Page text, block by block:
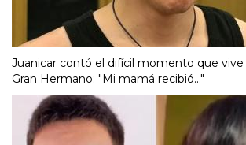
Juanicar contó el difícil momento que vive
Gran Hermano: "Mi mamá recibió..."